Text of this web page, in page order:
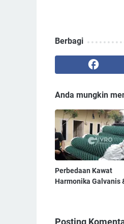
Berbagi
Anda mungkin
Perbedaan Kawat
Harmonika Galvanis
Posting